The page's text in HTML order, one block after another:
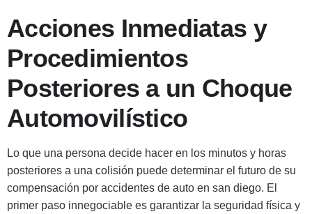
Acciones Inmediatas y
Procedimientos
Posteriores a un Choque
Automovilístico
Lo que una persona decide hacer en los minutos y horas
posteriores a una colisión puede determinar el futuro de su
compensación por accidentes de auto en san diego. El
primer paso innegociable es garantizar la seguridad física y